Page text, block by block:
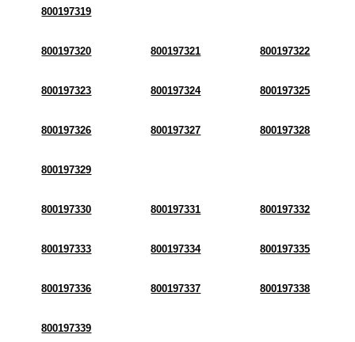
800197319
800197320 800197321 800197322
800197323 800197324 800197325
800197326 800197327 800197328
800197329
800197330 800197331 800197332
800197333 800197334 800197335
800197336 800197337 800197338
800197339